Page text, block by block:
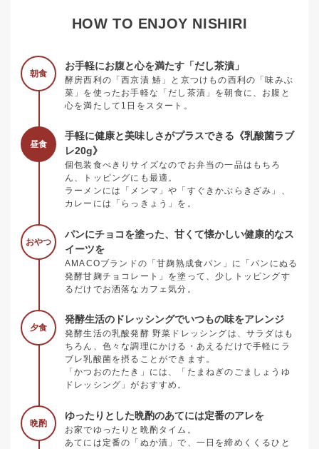
HOW TO ENJOY NISHIRI
朝食
お手軽にお腹と心を満たす「だし茶漬」
酵房西利の「西京漬 鰆」と京つけもの西利の「味みぶ
菜」を使ったお手軽な「だし茶漬」を朝食に、お腹と
心を満たして1日をスタート。
昼食
手軽に健康と美味しさがプラスできる《乳酸菌ラブ
レ20g》
個包装食べきりサイズなのでお弁当の一品はもちろ
ん、トッピングにも最適。
ラーメンには「メンマ」や「すぐきかぶらきざみ」、
カレーには「らっきょう」を。
おやつ
パンにチョコを塗った、甘くて懐かしい健康的なス
イーツを
AMACOブランドの「甘麹熟成食パン」に「パンにぬる
発酵甘麹チョコレート」を塗って、少しトッピングす
るだけでお洒落なカフェ気分。
夕食
発酵生活のドレッシングでいつもの味をアレンジ
発酵生活の乳酸発酵 野菜ドレッシングは、サラダはも
ちろん、色々な調理にかける・あえるだけで手軽にラ
ブレ乳酸菌を摂ることができます。
「かつおのたたき」には、「たまねぎのごましょうゆ
ドレッシング」がおすすめ。
晩酌
ゆったりとした晩酌のあてには定番のアレを
お家でゆったりと晩酌タイム。
あてには定番の「ぬか漬」で、一日を締めくくるひと